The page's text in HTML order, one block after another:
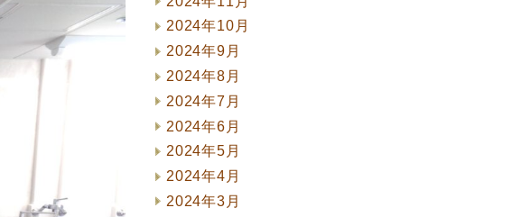
2024年10月
2024年9月
2024年8月
2024年7月
2024年6月
2024年5月
2024年4月
2024年3月